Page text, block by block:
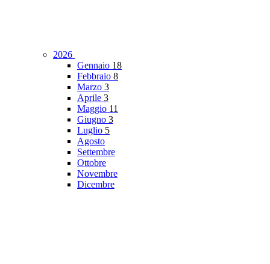
2026
Gennaio 18
Febbraio 8
Marzo 3
Aprile 3
Maggio 11
Giugno 3
Luglio 5
Agosto
Settembre
Ottobre
Novembre
Dicembre